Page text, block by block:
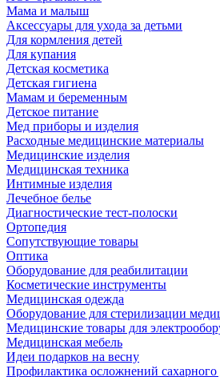
Мама и малыш
Аксессуары для ухода за детьми
Для кормления детей
Для купания
Детская косметика
Детская гигиена
Мамам и беременным
Детское питание
Мед приборы и изделия
Расходные медицинские материалы
Медицинские изделия
Медицинская техника
Интимные изделия
Лечебное белье
Диагностические тест-полоски
Ортопедия
Сопутствующие товары
Оптика
Оборудование для реабилитации
Косметические инструменты
Медицинская одежда
Оборудование для стерилизации
Медицинские товары для
Медицинская мебель
Идеи подарков на весну
Профилактика осложнений сахарного